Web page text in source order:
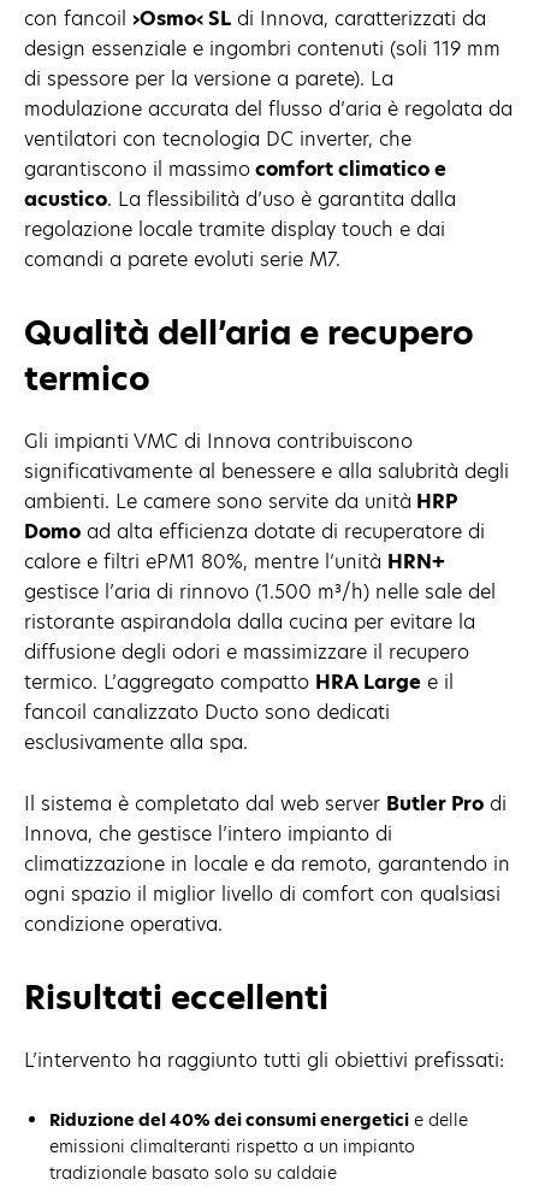
con fancoil ›Osmo‹ SL di Innova, caratterizzati da
design essenziale e ingombri contenuti (soli 119 mm
di spessore per la versione a parete). La
modulazione accurata del flusso d’aria è regolata da
ventilatori con tecnologia DC inverter, che
garantiscono il massimocomfort climatico e
acustico. La flessibilità d’uso è garantita dalla
regolazione locale tramite display touch e dai
comandi a parete evoluti serie M7.
Qualità dell’aria e recupero
termico
Gli impianti VMC di Innova contribuiscono
significativamente al benessere e alla salubrità degli
ambienti. Le camere sono servite da unità HRP
Domo ad alta efficienza dotate di recuperatore di
calore e filtri ePM1 80%, mentre l’unità HRN+
gestisce l’aria di rinnovo (1.500 m³/h) nelle sale del
ristorante aspirandola dalla cucina per evitare la
diffusione degli odori e massimizzare il recupero
termico. L’aggregato compatto HRA Large e il
fancoil canalizzato Ducto sono dedicati
esclusivamente alla spa.
Il sistema è completato dal web server Butler Pro di
Innova, che gestisce l’intero impianto di
climatizzazione in locale e da remoto, garantendo in
ogni spazio il miglior livello di comfort con qualsiasi
condizione operativa.
Risultati eccellenti
L’intervento ha raggiunto tutti gli obiettivi prefissati:
Riduzione del 40% dei consumi energetici e delle
emissioni climalteranti rispetto a un impianto
tradizionale basato solo su caldaie